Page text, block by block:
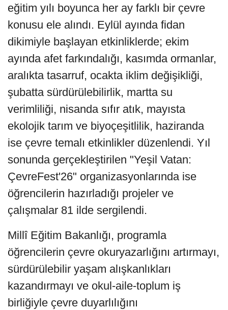
eğitim yılı boyunca her ay farklı bir çevre
konusu ele alındı. Eylül ayında fidan
dikimiyle başlayan etkinliklerde; ekim
ayında afet farkındalığı, kasımda ormanlar,
aralıkta tasarruf, ocakta iklim değişikliği,
şubatta sürdürülebilirlik, martta su
verimliliği, nisanda sıfır atık, mayısta
ekolojik tarım ve biyoçeşitlilik, haziranda
ise çevre temalı etkinlikler düzenlendi. Yıl
sonunda gerçekleştirilen "Yeşil Vatan:
ÇevreFest'26" organizasyonlarında ise
öğrencilerin hazırladığı projeler ve
çalışmalar 81 ilde sergilendi.
Millî Eğitim Bakanlığı, programla
öğrencilerin çevre okuryazarlığını artırmayı,
sürdürülebilir yaşam alışkanlıkları
kazandırmayı ve okul-aile-toplum iş
birliğiyle çevre duyarlılığını